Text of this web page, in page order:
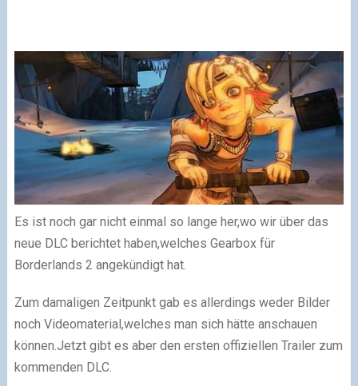
Es ist noch gar nicht einmal so lange her,wo wir über das
neue DLC berichtet haben,welches Gearbox für
Borderlands 2 angekündigt hat.
Zum damaligen Zeitpunkt gab es allerdings weder Bilder
noch Videomaterial,welches man sich hätte anschauen
können.Jetzt gibt es aber den ersten offiziellen Trailer zum
kommenden DLC.